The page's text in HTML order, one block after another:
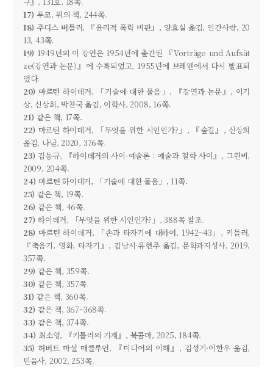
17) 푸코, 위의 책, 244쪽.
18) 주디스 버틀러, 『윤리적 폭력 비판』, 양효실 옮김, 인간사랑, 20
13, 43쪽.
19) 1949년의 이 강연은 1954년에 출간된 『Vorträge und Aufsät
ze(강연과 논문)』에 수록되었고, 1955년에 브레멘에서 다시 발표되
었다.
20) 마르틴 하이데거, 「기술에 대한 물음」, 『강연과 논문』, 이기
상, 신상희, 박찬국 옮김, 이학사, 2008, 16쪽.
21) 같은 책, 17쪽.
22) 마르틴 하이데거, 「무엇을 위한 시인인가?」, 『숲길』, 신상희
옮김, 나남, 2020, 376쪽.
23) 김동규, 『하이데거의 사이-예술론 : 예술과 철학 사이』, 그린비,
2009, 204쪽.
24) 마르틴 하이데거, 「기술에 대한 물음」, 11쪽.
25) 같은 책, 19쪽.
26) 같은 책, 46쪽.
27) 하이데거, 「무엇을 위한 시인인가?」, 388쪽 참조.
28) 마르틴 하이데거, 「손과 타자기에 대하여, 1942~43」, 키틀러,
『축음기, 영화, 타자기』, 김남시·유현주 옮김, 문학과지성사, 2019,
357쪽.
29) 같은 책, 359쪽.
30) 같은 책, 357쪽.
31) 같은 책, 360쪽.
32) 같은 책, 367~368쪽.
33) 같은 책, 374쪽.
34) 최소영, 『키틀러의 기계』, 북콤마, 2025, 184쪽.
35) 허버트 마셜 매클루언, 『미디어의 이해』, 김성기·이한우 옮김,
민음사, 2002, 253쪽.